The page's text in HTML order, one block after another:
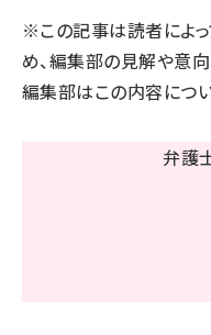
※この記事は読者によ
め、編集部の見解や意
編集部はこの内容につ